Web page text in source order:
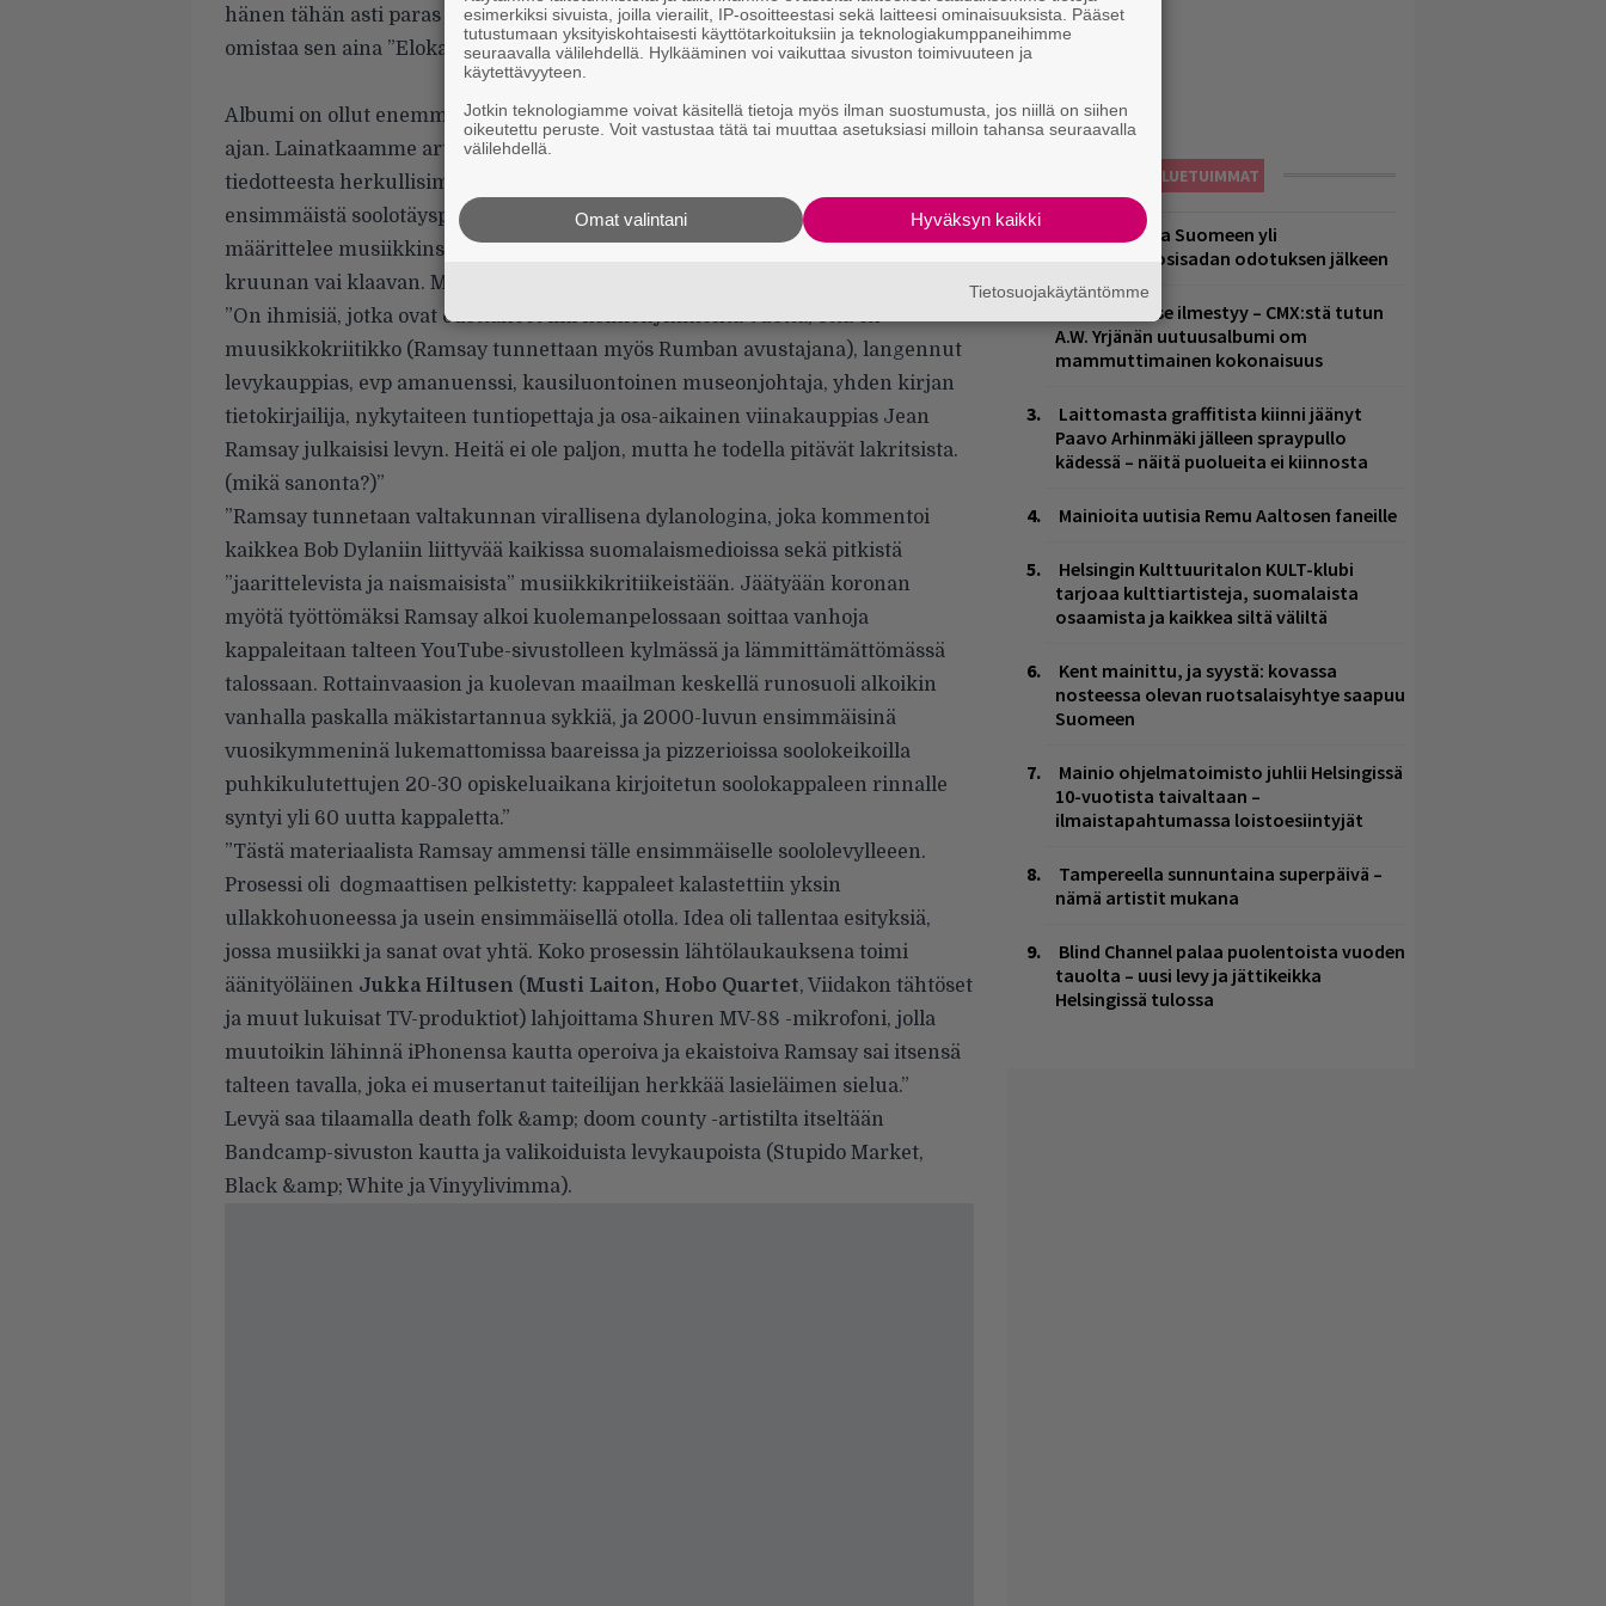
hänen tähän asti paras kappaleensa, ja live-esiintymisten yhteydessä hän
omistaa sen aina ”Elokapinan keloapinoille” ja kuolevalle planeetalle ylipäänsä.
Albumi on ollut enemmän tai vähemmän tekeillä kolmenkymmenen vuoden
ajan. Lainatkaamme artistin hersyvästä, mustaa huumoria tursuavasta
tiedotteesta herkullisimpia kohtia, jotka avaavat prosessia kohti uran
ensimmäistä soolotäyspitkää. Tiedote on kuin levy, tai kuten artisti itse
määrittelee musiikkinsa: ”Kuin ihmiselon kolikko, josta ei koskaan tiedä saako
kruunan vai klaavan. Mustaa on, mutta niin on huumorikin.”
”On ihmisiä, jotka ovat odottaneet liki kolmekymmentä vuotta, että ex-
muusikkokriitikko (Ramsay tunnettaan myös Rumban avustajana), langennut
levykauppias, evp amanuenssi, kausiluontoinen museonjohtaja, yhden kirjan
tietokirjailija, nykytaiteen tuntiopettaja ja osa-aikainen viinakauppias Jean
Ramsay julkaisisi levyn. Heitä ei ole paljon, mutta he todella pitävät lakritsista.
(mikä sanonta?)”
”Ramsay tunnetaan valtakunnan virallisena dylanologina, joka kommentoi
kaikkea Bob Dylaniin liittyvää kaikissa suomalaismedioissa sekä pitkistä
”jaarittelevista ja naismaisista” musiikkikritiikeistään. Jäätyään koronan
myötä työttömäksi Ramsay alkoi kuolemanpelossaan soittaa vanhoja
kappaleitaan talteen YouTube-sivustolleen kylmässä ja lämmittämättömässä
talossaan. Rottainvaasion ja kuolevan maailman keskellä runosuoli alkoikin
vanhalla paskalla mäkistartannua sykkiä, ja 2000-luvun ensimmäisinä
vuosikymmeninä lukemattomissa baareissa ja pizzerioissa soolokeikoilla
puhkikulutettujen 20-30 opiskeluaikana kirjoitetun soolokappaleen rinnalle
syntyi yli 60 uutta kappaletta.”
”Tästä materiaalista Ramsay ammensi tälle ensimmäiselle soololevylleeen.
Prosessi oli dogmaattisen pelkistetty: kappaleet kalastettiin yksin
ullakkohuoneessa ja usein ensimmäisellä otolla. Idea oli tallentaa esityksiä,
jossa musiikki ja sanat ovat yhtä. Koko prosessin lähtölaukauksena toimi
äänityöläinen Jukka Hiltusen (Musti Laiton, Hobo Quartet, Viidakon tähtöset
ja muut lukuisat TV-produktiot) lahjoittama Shuren MV-88 -mikrofoni, jolla
muutoikin lähinnä iPhonensa kautta operoiva ja ekaistoiva Ramsay sai itsensä
talteen tavalla, joka ei musertanut taiteilijan herkkää lasieläimen sielua.”
Levyä saa tilaamalla death folk &amp; doom county -artistilta itseltään
Bandcamp-sivuston kautta ja valikoiduista levykaupoista (Stupido Market,
Black &amp; White ja Vinyylivimma).
LUETUIMMAT
Weezer palaa Suomeen yli
neljännesvuosisadan odotuksen jälkeen
Huomenna se ilmestyy – CMX:stä tutun
A.W. Yrjänän uutuusalbumi om
mammuttimainen kokonaisuus
Laittomasta graffitista kiinni jäänyt
Paavo Arhinmäki jälleen spraypullo
kädessä – näitä puolueita ei kiinnosta
Mainioita uutisia Remu Aaltosen faneille
Helsingin Kulttuuritalon KULT-klubi
tarjoaa kulttiartisteja, suomalaista
osaamista ja kaikkea siltä väliltä
Kent mainittu, ja syystä: kovassa
nosteessa olevan ruotsalaisyhtye saapuu
Suomeen
Mainio ohjelmatoimisto juhlii Helsingissä
10-vuotista taivaltaan –
ilmaistapahtumassa loistoesiintyjät
Tampereella sunnuntaina superpäivä –
nämä artistit mukana
Blind Channel palaa puolentoista vuoden
tauolta – uusi levy ja jättikeikka
Helsingissä tulossa
esimerkiksi sivuista, joilla vierailit, IP-osoitteestasi sekä laitteesi ominaisuuksista. Pääset
tutustumaan yksityiskohtaisesti käyttötarkoituksiin ja teknologiakumppaneihimme
seuraavalla välilehdellä. Hylkääminen voi vaikuttaa sivuston toimivuuteen ja
käytettävyyteen.
Jotkin teknologiamme voivat käsitellä tietoja myös ilman suostumusta, jos niillä on siihen
oikeutettu peruste. Voit vastustaa tätä tai muuttaa asetuksiasi milloin tahansa seuraavalla
välilehdellä.
Hyväksyn kaikki
Omat valintani
Tietosuojakäytäntömme